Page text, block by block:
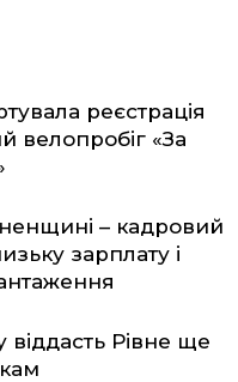
реєстрація
велопробіг «За
– кадровий
зарплату і
Рівне ще